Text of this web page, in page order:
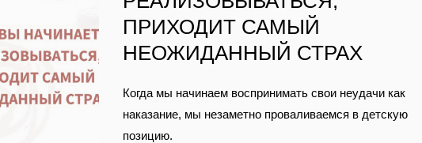
ПРИХОДИТ САМЫЙ
НЕОЖИДАННЫЙ СТРАХ
Когда мы начинаем воспринимать свои неудачи как
наказание, мы незаметно проваливаемся в детскую
позицию.